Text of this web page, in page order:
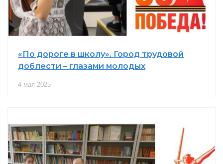
«По дороге в школу». Город трудовой
доблести – глазами молодых
4 мая 2025